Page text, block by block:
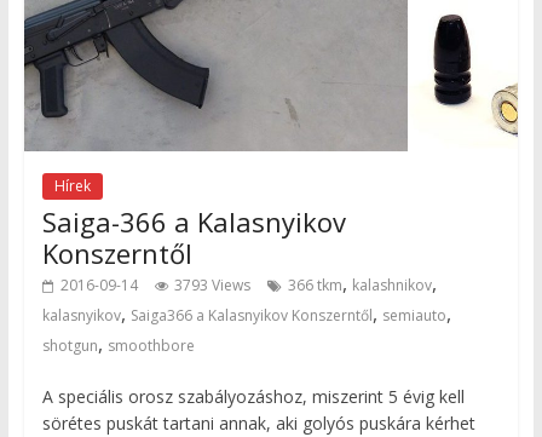
Hírek
Saiga-366 a Kalasnyikov
Konszerntől
2016-09-14 3793 Views 366 tkm, kalashnikov,
kalasnyikov, Saiga366 a Kalasnyikov Konszerntől, semiauto,
shotgun, smoothbore
A speciális orosz szabályozáshoz, miszerint 5 évig kell
sörétes puskát tartani annak, aki golyós puskára kérhet